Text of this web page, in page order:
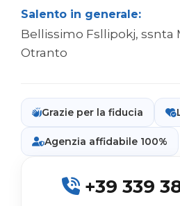
Salento in generale:
Bellissimo Fsllipokj, ssnta
Otranto
Grazie per la fiducia
Agenzia affidabile 100%
+39 339